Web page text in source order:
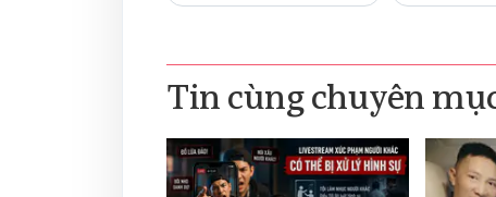
Tin cùng chuyên